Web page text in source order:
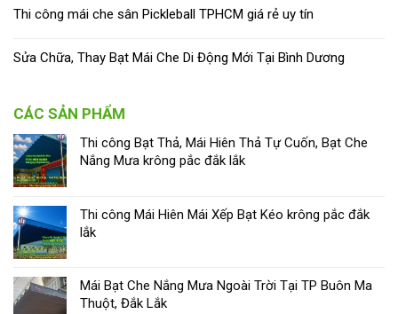
Thi công mái che sân Pickleball TPHCM giá rẻ uy tín
Sửa Chữa, Thay Bạt Mái Che Di Động Mới Tại Bình Dương
CÁC SẢN PHẨM
Thi công Bạt Thả, Mái Hiên Thả Tự Cuốn, Bạt Che
Nắng Mưa krông pắc đắk lắk
Thi công Mái Hiên Mái Xếp Bạt Kéo krông pắc đắk
lắk
Mái Bạt Che Nắng Mưa Ngoài Trời Tại TP Buôn Ma
Thuột, Đắk Lắk